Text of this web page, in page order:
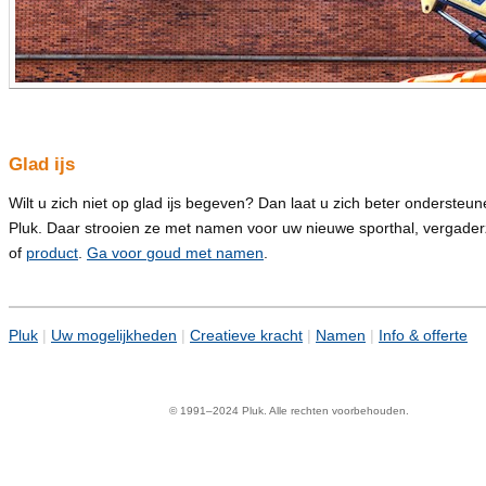
Glad ijs
Wilt u zich niet op glad ijs begeven? Dan laat u zich beter
Pluk. Daar strooien ze met namen voor uw nieuwe sporthal,
of product. Ga voor goud met namen.
Pluk | Uw mogelijkheden | Creatieve kracht | Namen | Info & offerte
© 1991–2024 Pluk. Alle rechten voorbehouden.